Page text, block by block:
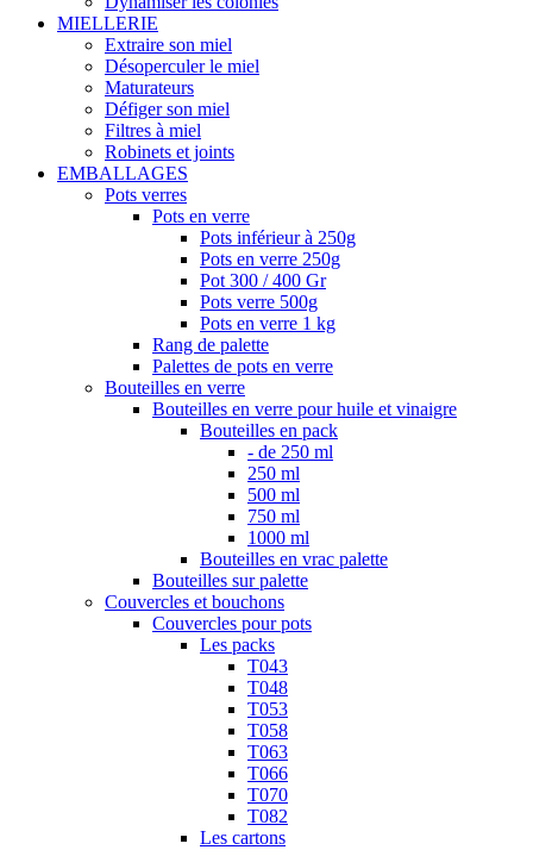
MIELLERIE
Extraire son miel
Désoperculer le miel
Maturateurs
Défiger son miel
Filtres à miel
Robinets et joints
EMBALLAGES
Pots verres
Pots en verre
Pots inférieur à 250g
Pots en verre 250g
Pot 300 / 400 Gr
Pots verre 500g
Pots en verre 1 kg
Rang de palette
Palettes de pots en verre
Bouteilles en verre
Bouteilles en verre pour huile et vinaigre
Bouteilles en pack
- de 250 ml
250 ml
500 ml
750 ml
1000 ml
Bouteilles en vrac palette
Bouteilles sur palette
Couvercles et bouchons
Couvercles pour pots
Les packs
T043
T048
T053
T058
T063
T066
T070
T082
Les cartons